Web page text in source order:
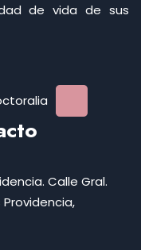
de vida de sus
Calle Gral.
Providencia,